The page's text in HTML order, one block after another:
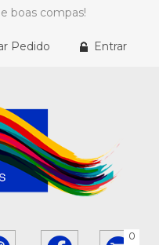
boas compas!
Pedido Entrar
0